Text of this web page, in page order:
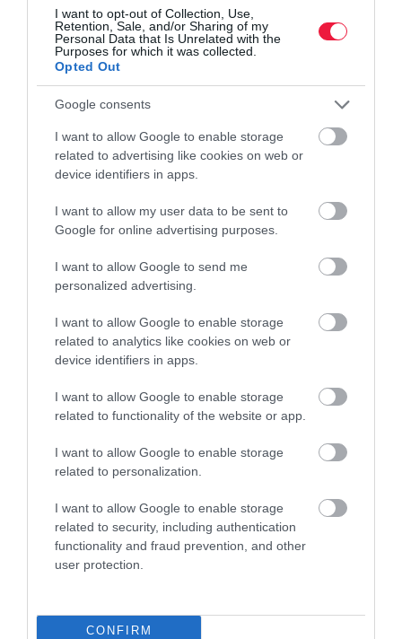
I want to opt-out of Collection, Use,
Retention, Sale, and/or Sharing of my
Personal Data that Is Unrelated with the
Purposes for which it was collected.
Opted Out
Google consents
I want to allow Google to enable storage
related to advertising like cookies on web or
device identifiers in apps.
I want to allow my user data to be sent to
Google for online advertising purposes.
I want to allow Google to send me
personalized advertising.
I want to allow Google to enable storage
related to analytics like cookies on web or
device identifiers in apps.
I want to allow Google to enable storage
related to functionality of the website or app.
I want to allow Google to enable storage
related to personalization.
I want to allow Google to enable storage
related to security, including authentication
functionality and fraud prevention, and other
user protection.
CONFIRM
INGATLAN
Így számolhat, aki a fővárosban venne újépítésű
lakást
kereslet a fővárosi újlakás-piacon, miközben a beruházókat még